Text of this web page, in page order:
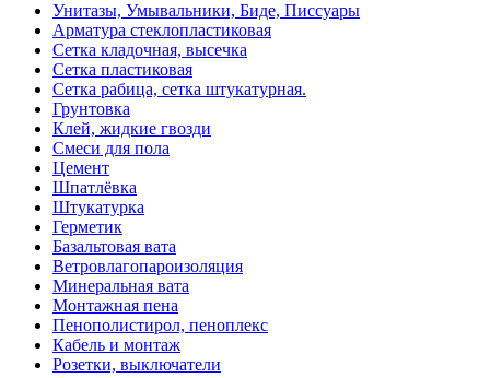
Унитазы, Умывальники, Биде, Писсуары
Арматура стеклопластиковая
Сетка кладочная, высечка
Сетка пластиковая
Сетка рабица, сетка штукатурная.
Грунтовка
Клей, жидкие гвозди
Смеси для пола
Цемент
Шпатлёвка
Штукатурка
Герметик
Базальтовая вата
Ветровлагопароизоляция
Минеральная вата
Монтажная пена
Пенополистирол, пеноплекс
Кабель и монтаж
Розетки, выключатели